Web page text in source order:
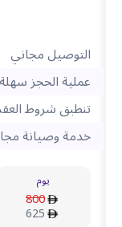
التوصيل مجاني
عملية الحجز سهلة
تنطبق شروط
خدمة وصيانة
يوم
800
625